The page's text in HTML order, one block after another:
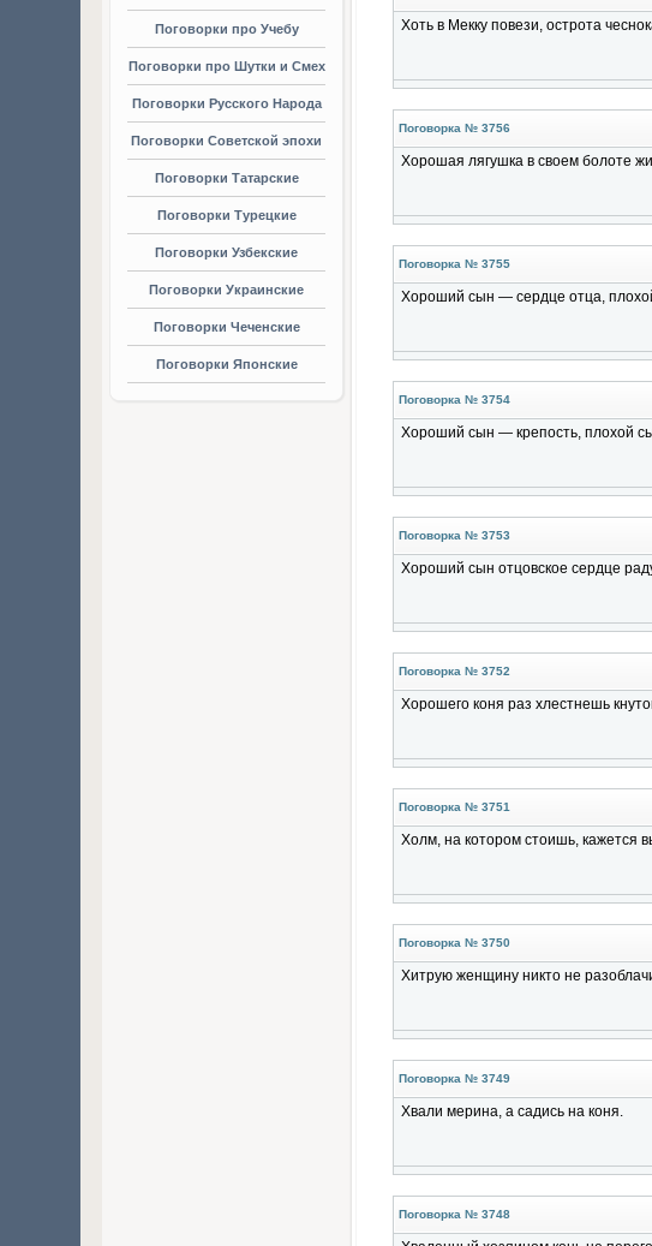
Поговорки про Учебу
Поговорки про Шутки и Смех
Поговорки Русского Народа
Поговорки Советской эпохи
Поговорки Татарские
Поговорки Турецкие
Поговорки Узбекские
Поговорки Украинские
Поговорки Чеченские
Поговорки Японские
Хоть в Мекку повези, острота
Поговорка № 3756
Хорошая лягушка в своем болоте
Поговорка № 3755
Хороший сын — сердце отца,
Поговорка № 3754
Хороший сын — крепость, плохой
Поговорка № 3753
Хороший сын отцовское сердце
Поговорка № 3752
Хорошего коня раз хлестнешь
Поговорка № 3751
Холм, на котором стоишь, кажется
Поговорка № 3750
Хитрую женщину никто не
Поговорка № 3749
Хвали мерина, а садись на коня.
Поговорка № 3748